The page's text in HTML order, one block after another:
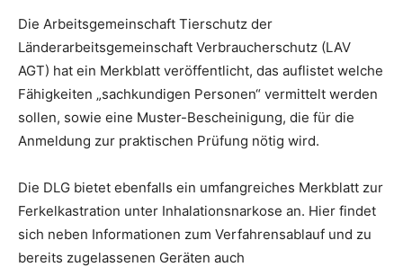
Die Arbeitsgemeinschaft Tierschutz der
Länderarbeitsgemeinschaft Verbraucherschutz (LAV
AGT) hat ein Merkblatt veröffentlicht, das auflistet welche
Fähigkeiten „sachkundigen Personen“ vermittelt werden
sollen, sowie eine Muster-Bescheinigung, die für die
Anmeldung zur praktischen Prüfung nötig wird.
Die DLG bietet ebenfalls ein umfangreiches Merkblatt zur
Ferkelkastration unter Inhalationsnarkose an. Hier findet
sich neben Informationen zum Verfahrensablauf und zu
bereits zugelassenen Geräten auch